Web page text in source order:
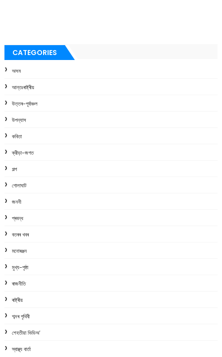
CATEGORIES
অসম
আন্তঃৰাষ্ট্ৰীয়
উত্তৰ-পূৰ্বাঞ্চল
উপন্যাস
কবিতা
ক্রীড়া-জগত
গল্প
গোলাঘাট
জননী
প্ৰবন্ধ
বতৰৰ খবৰ
মনোৰঞ্জন
মুখ্য-পৃষ্ঠা
ৰাজনীতি
ৰাষ্ট্ৰীয়
শব্দৰ পৃথিবী
শেহতীয়া ভিডিঅ’
স্বাস্থ্য বাৰ্তা